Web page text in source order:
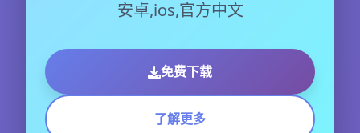
安卓,ios,官方中文
免费下载
了解更多